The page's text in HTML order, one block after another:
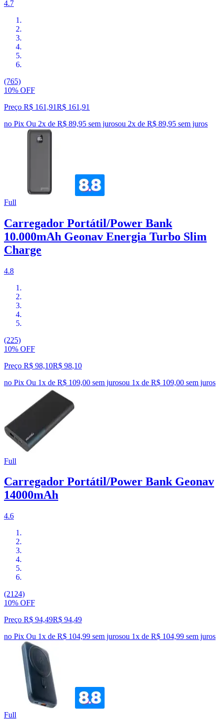
4.7
(765)
10% OFF
Preço R$ 161,91R$ 161 ,91
no Pix Ou 2x de R$ 89,95 sem jurosou 2x de R$ 89,95 sem juros
Full
Carregador Portátil/Power Bank
10.000mAh Geonav Energia Turbo Slim
Charge
4.8
(225)
10% OFF
Preço R$ 98,10R$ 98,10
no Pix Ou 1x de R$ 109,00 sem jurosou 1x de R$ 109,00 sem juros
Full
Carregador Portátil/Power Bank Geonav
14000mAh
4.6
(2124)
10% OFF
Preço R$ 94,49R$ 94,49
no Pix Ou 1x de R$ 104,99 sem jurosou 1x de R$ 104,99 sem juros
Full